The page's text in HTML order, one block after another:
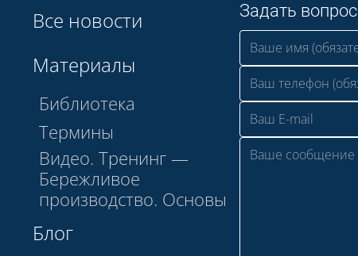
Все новости
Материалы
Библиотека
Термины
Видео. Тренинг —
Бережливое
производство. Основы
Блог
Задать вопрос